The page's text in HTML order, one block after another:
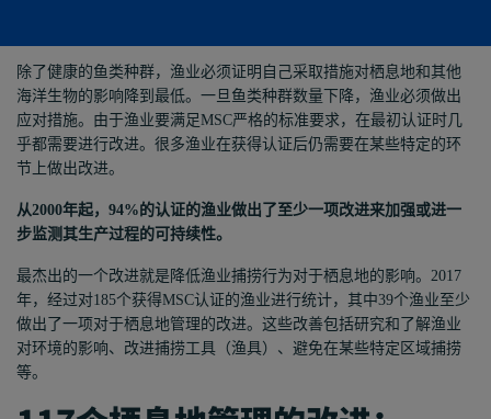
除了健康的鱼类种群， 渔业必须证明自己采取措施对栖息地和其他
海洋生物的影响 降到最低。一旦鱼类种群数量下降， 渔业必须做出
应对措施。由于渔业要满足MSC严格的标准要求 ， 在最初认证时几
乎都需要进行改进。很多渔业在获得认证后仍需要在某些特定的环
节 上做出改进。
从2000年起， 94%的认证的渔业做出了至少一项改进来加强或进一
步监测其生产过程的可持续性。
最杰出的一个改进就是 降低渔业捕捞行为对于栖息地的影响。 2017
年，经过对185个获得MSC认证的渔业进行统计，其中39个渔业 至少
做出了一项对于栖息地管理的改进。这些改善包括研究和 了解渔业
对环境的影响、 改进捕捞工具（渔具） 、避免在某些特定区域捕捞
等。